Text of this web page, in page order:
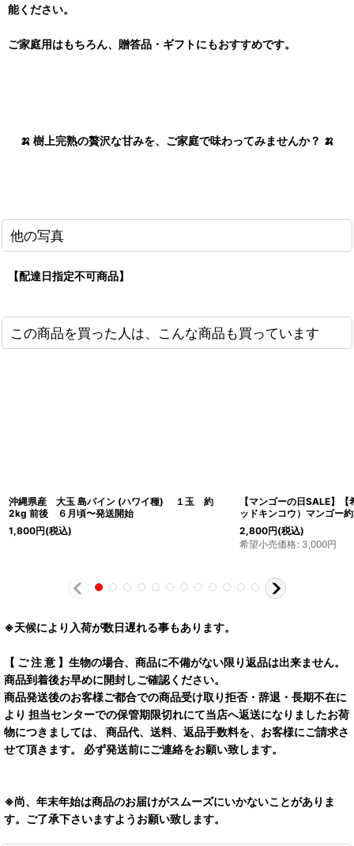
能ください。
ご家庭用はもちろん、贈答品・ギフトにもおすすめです。
🍌 樹上完熟の贅沢な甘みを、ご家庭で味わってみませんか？ 🍌
他の写真
【配達日指定不可商品】
この商品を買った人は、こんな商品も買っています
沖縄県産 大玉 島パイン (ハワイ種) １玉 約
2kg 前後 ６月頃〜発送開始
1,800円(税込)
【マンゴーの日SALE】
ッドキンコウ）マンゴー
2,800円(税込)
希望小売価格: 3,000円
※天候により入荷が数日遅れる事もあります。
【 ご 注 意 】生物の場合、商品に不備がない限り返品は出来ません。
商品到着後お早めに開封しご確認ください。
商品発送後のお客様ご都合での商品受け取り拒否・辞退・長期不在に
より 担当センターでの保管期限切れにて当店へ返送になりましたお荷
物につきましては、 商品代、送料、返品手数料を、お客様にご請求さ
せて頂きます。 必ず発送前にご連絡をお願い致します。
※尚、年末年始は商品のお届けがスムーズにいかないことがありま
す。ご了承下さいますようお願い致します。